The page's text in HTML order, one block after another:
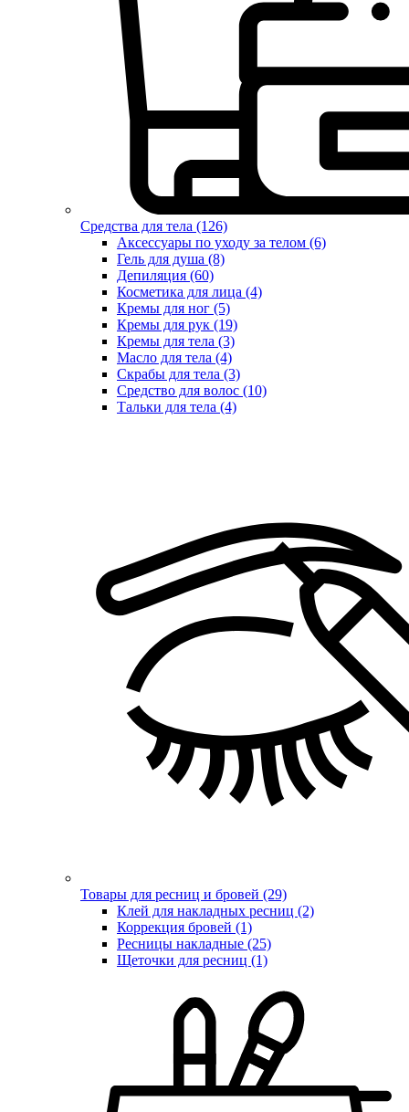
Средства для тела (126)
Аксессуары по уходу за телом (6)
Гель для душа (8)
Депиляция (60)
Косметика для лица (4)
Кремы для ног (5)
Кремы для рук (19)
Кремы для тела (3)
Масло для тела (4)
Скрабы для тела (3)
Средство для волос (10)
Тальки для тела (4)
Товары для ресниц и бровей (29)
Клей для накладных ресниц (2)
Коррекция бровей (1)
Ресницы накладные (25)
Щеточки для ресниц (1)